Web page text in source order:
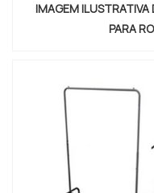
IMAGEM ILUSTRATIVA
PARA